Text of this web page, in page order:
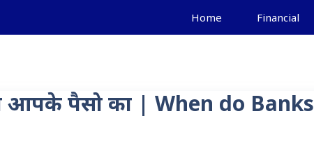
Home Financial
आपके पैसो का | When do Banks